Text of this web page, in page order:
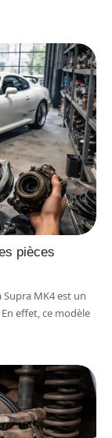
pièces
MK4 est un
effet, ce modèle